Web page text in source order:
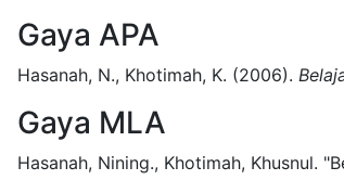
Gaya APA
Hasanah, N., Khotimah, K. (2006).
Gaya MLA
Hasanah, Nining., Khotimah, Khusnul.